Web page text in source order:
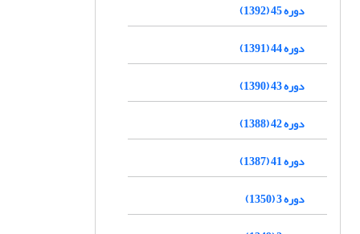
دوره 45 (1392)
دوره 44 (1391)
دوره 43 (1390)
دوره 42 (1388)
دوره 41 (1387)
دوره 3 (1350)